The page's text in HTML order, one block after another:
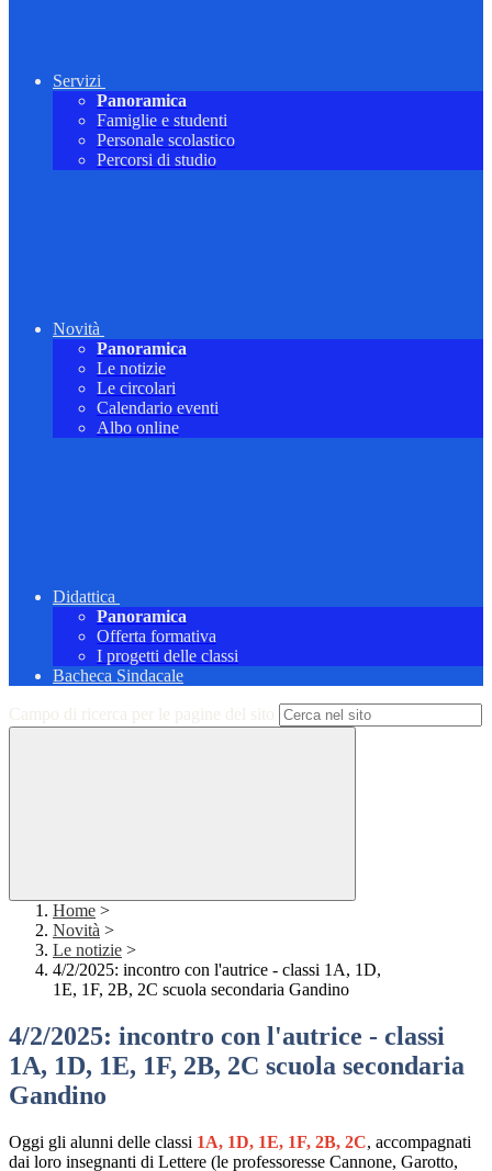
Servizi
Panoramica
Famiglie e studenti
Personale scolastico
Percorsi di studio
Novità
Panoramica
Le notizie
Le circolari
Calendario eventi
Albo online
Didattica
Panoramica
Offerta formativa
I progetti delle classi
Bacheca Sindacale
Campo di ricerca per le pagine del sito
Home >
Novità >
Le notizie >
4/2/2025: incontro con l'autrice - classi 1A, 1D,
1E, 1F, 2B, 2C scuola secondaria Gandino
4/2/2025: incontro con l'autrice - classi
1A, 1D, 1E, 1F, 2B, 2C scuola secondaria
Gandino
Oggi gli alunni delle classi 1A, 1D, 1E, 1F, 2B, 2C, accompagnati
dai loro insegnanti di Lettere (le professoresse Cannone, Garotto,